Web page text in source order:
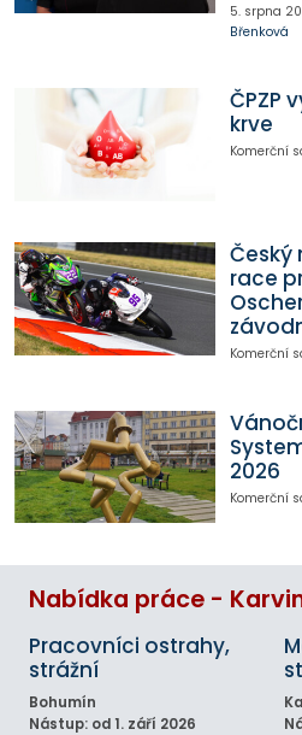
5. srpna
Břenková
ČPZP
krve
Komerční
Český
race
Komerční
2026
Komerční
Nabídka práce -
Pracovníci ostrahy,
strážní
Bohumín
Nástup: od 1. září 2026